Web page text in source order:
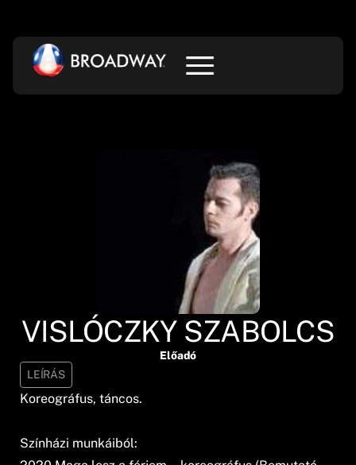
VISLÓCZKY SZABOLCS
Előadó
LEÍRÁS
Koreográfus, táncos.
Színházi munkáiból: